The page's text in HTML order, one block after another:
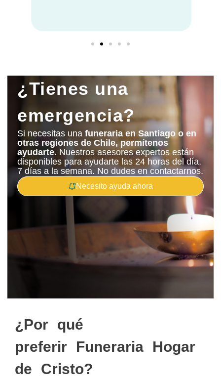
¿Tienes una
emergencia?
Si necesitas una funeraria en Santiago o en
otras regiones de Chile, permítenos
ayudarte. Nuestros asesores expertos están
disponibles para ayudarte las 24 horas del día,
7 días a la semana. No dudes en contactarnos.
Necesito ayuda ahora
¿Por qué
preferir Funeraria Hogar
de Cristo?